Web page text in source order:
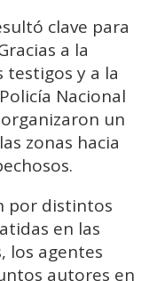
clave para
a la
y a la
Nacional
un
zonas hacia
por distintos
en las
los agentes
autores en